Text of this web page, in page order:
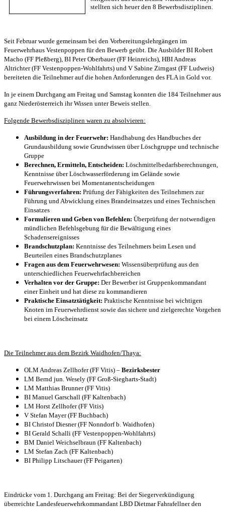
stellten sich heuer den 8 Bewerbsdisziplinen.
Seit Februar wurde gemeinsam bei den Vorbereitungslehrgängen im
Feuerwehrhaus Vestenpoppen für den Bewerb geübt. Die Ausbilder BI Robert
Macho (FF Pleßberg), BI Peter Oberbauer (FF Heinreichs), HBI Andreas
Altrichter (FF Vestenpoppen-Wohlfahrts) und V Sabine Zirngast (FF Ludweis)
bereiteten die Teilnehmer auf die hohen Anforderungen des FLA in Gold vor.
In je einem Durchgang am Freitag und Samstag konnten die 184 Teilnehmer aus
ganz Niederösterreich ihr Wissen unter Beweis stellen.
Folgende Bewerbsdisziplinen waren zu absolvieren:
Ausbildung in der Feuerwehr: Handhabung des Handbuches der
Grundausbildung sowie Grundwissen über Löschgruppe und technische
Gruppe
Berechnen, Ermitteln, Entscheiden: Löschmittelbedarfsberechnungen,
Kenntnisse über Löschwasserförderung im Gelände sowie
Feuerwehrwissen bei Momentanentscheidungen
Führungsverfahren: Prüfung der Fähigkeiten des Teilnehmers zur
Führung und Abwicklung eines Brandeinsatzes und eines Technischen
Einsatzes
Formulieren und Geben von Befehlen: Überprüfung der notwendigen
mündlichen Befehlsgebung für die Bewältigung eines
Schadensereignisses
Brandschutzplan: Kenntnisse des Teilnehmers beim Lesen und
Beurteilen eines Brandschutzplanes
Fragen aus dem Feuerwehrwesen: Wissensüberprüfung aus den
unterschiedlichen Feuerwehrfachbereichen
Verhalten vor der Gruppe: Der Bewerber ist Gruppenkommandant
einer Einheit und hat diese zu kommandieren
Praktische Einsatztätigkeit: Praktische Kenntnisse bei wichtigen
Knoten im Feuerwehrdienst sowie das sichere und zielgerechte Vorgehen
bei einem Löscheinsatz
Die Teilnehmer aus dem Bezirk Waidhofen/Thaya:
OLM Andreas Zellhofer (FF Vitis) – Bezirksbester
LM Bernd jun. Wesely (FF Groß-Siegharts-Stadt)
LM Matthias Brunner (FF Vitis)
BI Manuel Garschall (FF Kaltenbach)
LM Horst Zellhofer (FF Vitis)
V Stefan Mayer (FF Buchbach)
BI Christof Diesner (FF Nonndorf b. Waidhofen)
BI Gerald Schalli (FF Vestenpoppen-Wohlfahrts)
BM Daniel Weichselbraun (FF Kaltenbach)
LM Stefan Zach (FF Kaltenbach)
BI Philipp Litschauer (FF Peigarten)
Eindrücke vom 1. Durchgang am Freitag: Bei der Siegerverkündigung
überreichte Landesfeuerwehrkommandant LBD Dietmar Fahrafellner den